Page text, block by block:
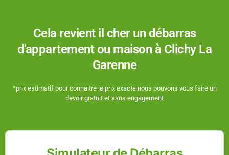
Cela revient il cher un débarras
d'appartement ou maison à Clichy La
Garenne
*prix estimatif pour connaitre le prix exacte nous pouvons vous faire un
devoir gratuit et sans engagement